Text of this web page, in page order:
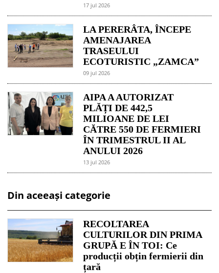
17 jul 2026
LA PERERÂTA, ÎNCEPE
AMENAJAREA
TRASEULUI
ECOTURISTIC „ZAMCA”
09 jul 2026
AIPA A AUTORIZAT
PLĂȚI DE 442,5
MILIOANE DE LEI
CĂTRE 550 DE FERMIERI
ÎN TRIMESTRUL II AL
ANULUI 2026
13 jul 2026
Din aceeași categorie
RECOLTAREA
CULTURILOR DIN PRIMA
GRUPĂ E ÎN TOI: Ce
producții obțin fermierii din
țară